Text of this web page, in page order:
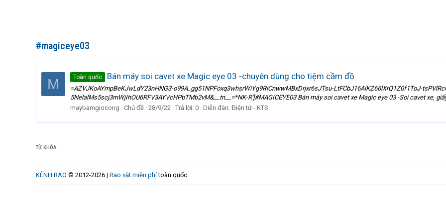
#magiceye03
M Toàn quốc Bán máy soi cavet xe Magic eye 03 -chuyên dùng cho tiệm cầm đồ
=AZVJKoAYmpBeKJwLdY23nHNG3-o99A_gg51NPFoxq3whsrWiYg9RiCnwwMBxDrjxr6sJTsu-LtFCbJ16AlKZ66lXrQ1Z0f1ToJ-
5NelalMs5scj3mWjIhOU6RFV3AYVcHPbTMb2vM&__tn__=*NK-R']#MAGICEYE03 Bán máy soi cavet xe Magic eye 03 -Soi cavet xe,
maybamgiocong
Chủ đề 28/9/22 Trả lời: 0 Diễn đàn: Điện tử - KTS
TỪ KHÓA
KÊNH RAO © 2012-2026 | Rao vặt miễn phítoàn quốc